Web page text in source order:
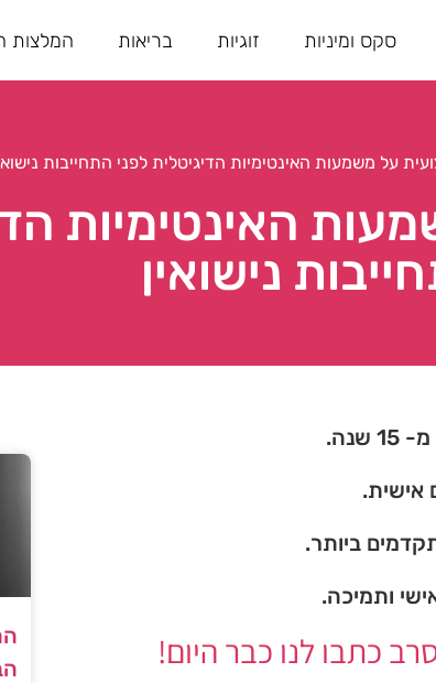
סקס ומיניות זוגיות בריאות המלצות
על משמעות האינטימיות הדיגיטלית לפני התחייבות
האינטימיות
נישואין
אישית.
ביותר.
ותמיכה.
כתבו לנו כבר היום!